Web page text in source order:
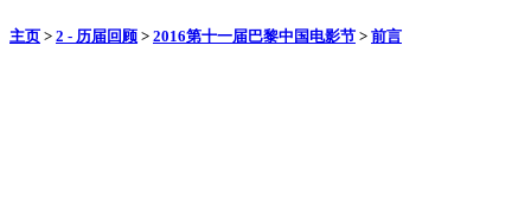
主页 > 2 - 历届回顾 > 2016第十一届巴黎中国电影节 > 前言